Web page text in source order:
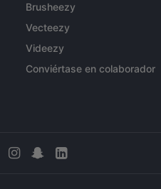
Brusheezy
Vecteezy
Videezy
Conviértase en colaborador